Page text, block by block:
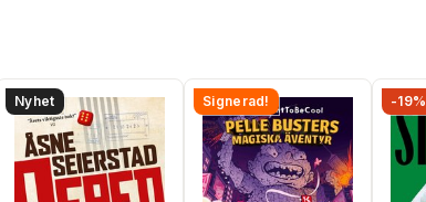
Nyhet Signerad! -19%